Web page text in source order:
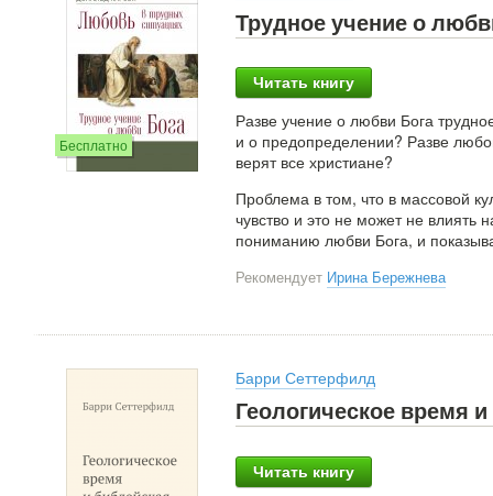
Бесплатно
Трудное учение о
Читать книгу
Разве учение о любви Бога
и о предопределении? Разве
верят все христиане?
Проблема в том, что в массовой
чувство и это не может не влиять
пониманию любви Бога, и
Рекомендует Ирина Бережнева
Барри Сеттерфилд
Геологическое время
Читать книгу